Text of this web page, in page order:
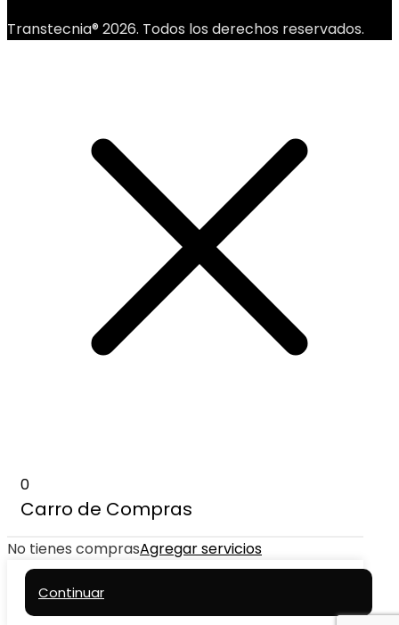
Transtecnia® 2026. Todos los derechos reservados.
0
Carro de Compras
No tienes comprasAgregar servicios
Continuar